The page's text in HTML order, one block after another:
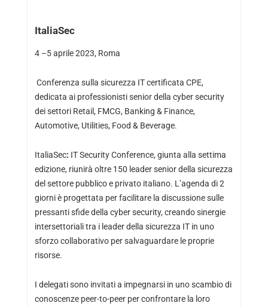
ItaliaSec
4 –5 aprile 2023, Roma
Conferenza sulla sicurezza IT certificata CPE,
dedicata ai professionisti senior della cyber security
dei settori Retail, FMCG, Banking & Finance,
Automotive, Utilities, Food & Beverage.
ItaliaSec: IT Security Conference, giunta alla settima
edizione, riunirà oltre 150 leader senior della sicurezza
del settore pubblico e privato italiano. L’agenda di 2
giorni è progettata per facilitare la discussione sulle
pressanti sfide della cyber security, creando sinergie
intersettoriali tra i leader della sicurezza IT in uno
sforzo collaborativo per salvaguardare le proprie
risorse.
I delegati sono invitati a impegnarsi in uno scambio di
conoscenze peer-to-peer per confrontare la loro